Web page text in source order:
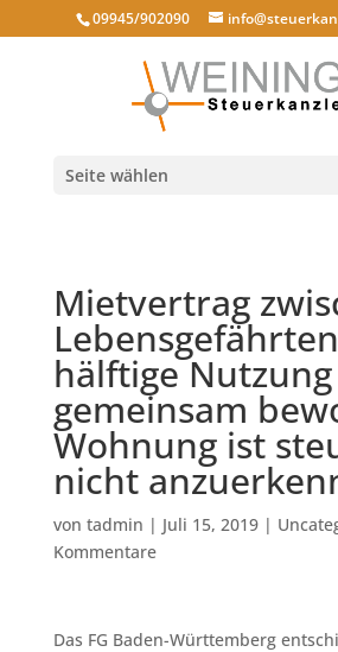
09945/902090
Seite wählen
Mietvertrag
hälftige
gemeinsam
Wohnung ist
nicht
von tadmin | Juli 15, 2019|
Kommentare
Das FG Baden-Württemberg